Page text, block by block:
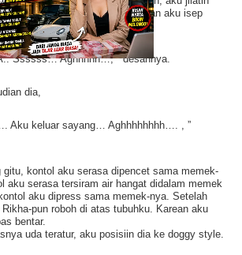
mainin yang kiri, aku plintir dan aku isep
berkata,
Ssssss… Aghhhhh…, ” desahnya.
dia,
Aku keluar sayang… Aghhhhhhhh…. , ”
gitu, kontol aku serasa dipencet sama memek-
aku serasa tersiram air hangat didalam memek
aku dipress sama memek-nya. Setelah
pun roboh di atas tubuhku. Karean aku
bentar.
uda teratur, aku posisiin dia ke doggy style.